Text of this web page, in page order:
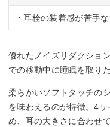
・耳栓の装着感が苦手な
優れたノイズリダクショ
での移動中に睡眠を取り
柔らかいソフトタッチの
を味わえるのが特徴。4
め、耳の大きさに合わせ